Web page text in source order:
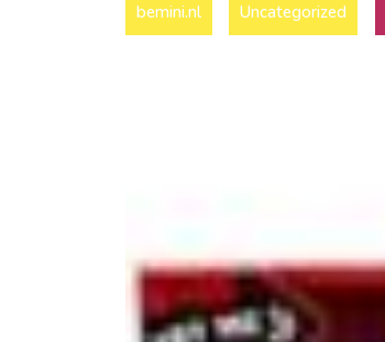
bemini.nl Uncategorized